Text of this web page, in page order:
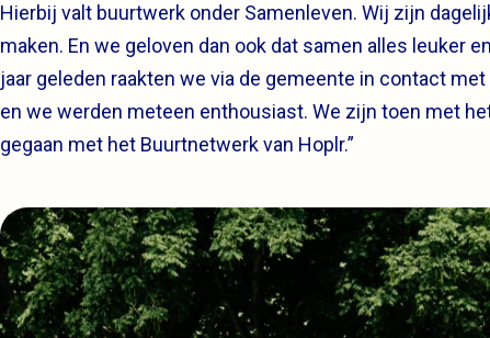
Hierbij valt buurtwerk onder Samenleven. Wij zijn
maken. En we geloven dan ook dat samen alles leuker
jaar geleden raakten we via de gemeente in contact
en we werden meteen enthousiast. We zijn toen met
gegaan met het Buurtnetwerk van Hoplr.”